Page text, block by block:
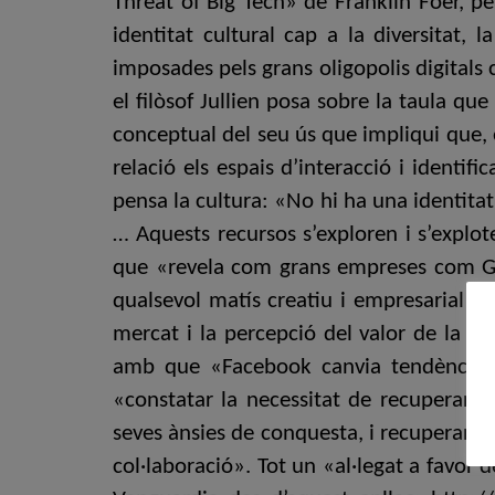
identitat cultural cap a la diversitat,
imposades pels grans oligopolis
el filòsof Jullien posa sobre la taula
conceptual del seu ús que impliqui que,
relació els espais d’interacció i
pensa la cultura: «No hi ha una
… Aquests recursos s’exploren i
que «revela com grans empreses com
qualsevol matís creatiu i empresarial»,
mercat i la percepció del valor de la
amb que «Facebook canvia
«constatar la necessitat de recuperar
seves ànsies de conquesta, i recuperar
col·laboració». Tot un «al·legat a